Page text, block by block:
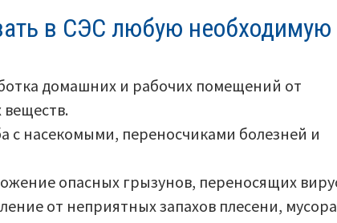
в СЭС любую необходимую
домашних и рабочих помещений от
с насекомыми, переносчиками болезней и
опасных грызунов, переносящих
от неприятных запахов плесени,